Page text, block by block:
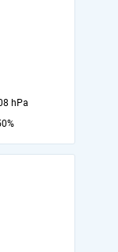
hPa